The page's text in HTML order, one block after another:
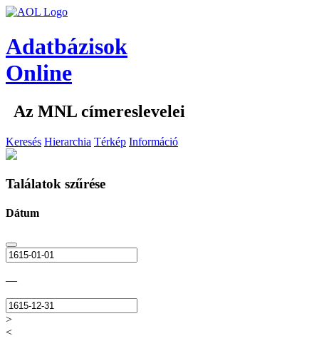
Adatbázisok
Online
Az MNL címereslevelei
Keresés Hierarchia Térkép Információ
Találatok szűrése
Dátum
—
>
<